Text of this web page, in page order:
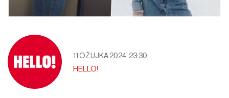
11 OŽUJKA 2024 23:30
HELLO!